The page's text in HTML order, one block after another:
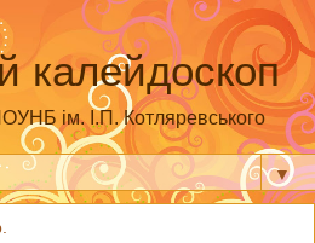
калейдоскоп
ім. І.П. Котляревського
▼